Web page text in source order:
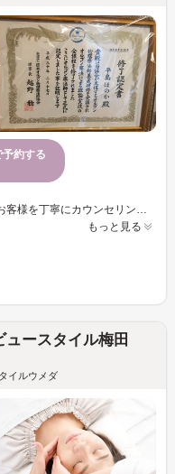
約する
＜完全予約制＞になります。1人の大切なお客様を丁寧にカウンセリング、施術を行いたい！私自信のモットーで、1日3組限定となります。 当サロンは「オルゴン療法」というメソッドです。オルゴン療法とはオルゴンリングというリングを用いて、手や足の全身の滞っている血液、ホルモンリンパの詰まりを流して行き、凝り固まっている筋肉深く手の届かない所にあるコリや詰まりをほぐし、楽に動きやすくめぐりの良い体に改善していく療法です！ めぐりの良い体になることにより、冷え・むくみ・肩こり・腰痛・頭痛・便秘・不眠などの症状が緩和され、副産物として美肌や、気になる部分のサイズダウンのダイエット効果もついてきます☆
もっと見る
ースタイル梅田
イルウメダ